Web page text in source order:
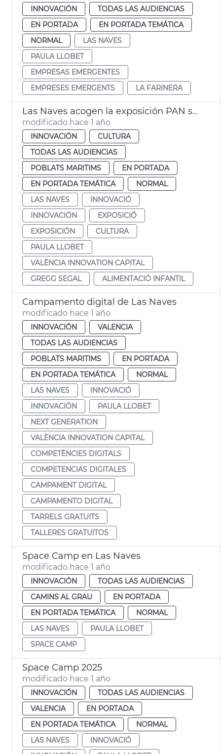
INNOVACIÓN
TODAS LAS AUDIENCIAS
EN PORTADA
EN PORTADA TEMÁTICA
NORMAL
LAS NAVES
PAULA LLOBET
EMPRESAS EMERGENTES
EMPRESES EMERGENTS
LA FARINERA
Las Naves acogen la exposición PAN sobre alimentación infantil
modificado hace 1 año
INNOVACIÓN
CULTURA
TODAS LAS AUDIENCIAS
POBLATS MARITIMS
EN PORTADA
EN PORTADA TEMÁTICA
NORMAL
LAS NAVES
INNOVACIÓ
INNOVACIÓN
EXPOSICIÓ
EXPOSICIÓN
CULTURA
PAULA LLOBET
VALÈNCIA INNOVATION CAPITAL
GREGG SEGAL
ALIMENTACIÓ INFANTIL
Campamento digital de Las Naves
modificado hace 1 año
INNOVACIÓN
VALENCIA
TODAS LAS AUDIENCIAS
POBLATS MARITIMS
EN PORTADA
EN PORTADA TEMÁTICA
NORMAL
LAS NAVES
INNOVACIÓ
INNOVACIÓN
PAULA LLOBET
NEXT GENERATION
VALÈNCIA INNOVATION CAPITAL
COMPETÈNCIES DIGITALS
COMPETENCIAS DIGITALES
CAMPAMENT DIGITAL
CAMPAMENTO DIGITAL
TARRELS GRATUITS
TALLERES GRATUITOS
Space Camp en Las Naves
modificado hace 1 año
INNOVACIÓN
TODAS LAS AUDIENCIAS
CAMINS AL GRAU
EN PORTADA
EN PORTADA TEMÁTICA
NORMAL
LAS NAVES
PAULA LLOBET
SPACE CAMP
Space Camp 2025
modificado hace 1 año
INNOVACIÓN
TODAS LAS AUDIENCIAS
VALENCIA
EN PORTADA
EN PORTADA TEMÁTICA
NORMAL
LAS NAVES
INNOVACIÓ